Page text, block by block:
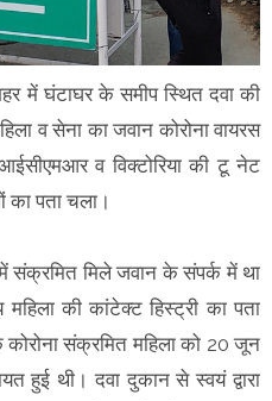
में घंटाघर के समीप स्थित दवा की
व सेना का जवान कोरोना वायरस
व विक्टोरिया की टू नेट
का पता चला।
में संक्रमित मिले जवान के संपर्क में था
महिला की कांटेक्ट हिस्ट्री का पता
कोरोना संक्रमित महिला को 20 जून
हुई थी। दवा दुकान से स्वयं द्वारा